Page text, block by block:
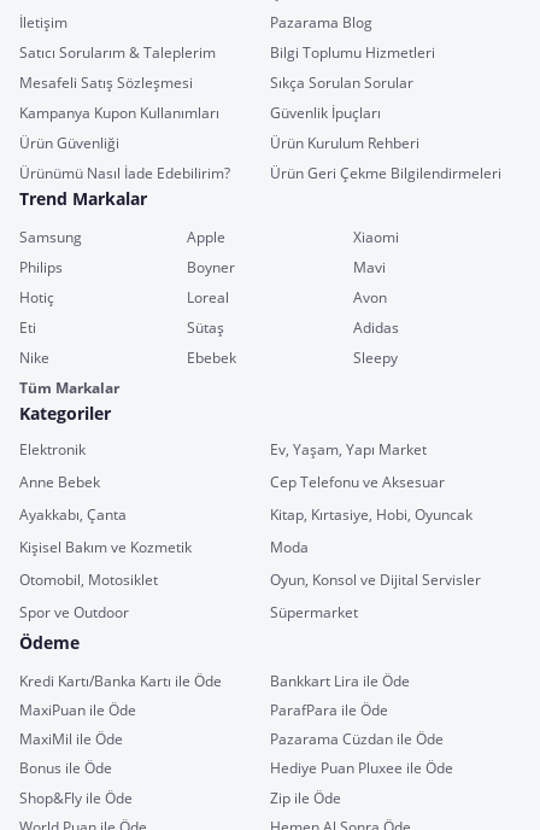
İletişim
Pazarama Blog
Satıcı Sorularım & Taleplerim
Bilgi Toplumu Hizmetleri
Mesafeli Satış Sözleşmesi
Sıkça Sorulan Sorular
Kampanya Kupon Kullanımları
Güvenlik İpuçları
Ürün Güvenliği
Ürün Kurulum Rehberi
Ürünümü Nasıl İade Edebilirim?
Ürün Geri Çekme Bilgilendirmeleri
Trend Markalar
Samsung Apple
Xiaomi
Philips
Boyner
Mavi
Hotiç
Loreal
Avon
Eti
Sütaş
Adidas
Nike
Ebebek
Sleepy
Tüm Markalar
Kategoriler
Elektronik
Ev, Yaşam, Yapı Market
Anne Bebek
Cep Telefonu ve Aksesuar
Ayakkabı, Çanta
Kitap, Kırtasiye, Hobi, Oyuncak
Kişisel Bakım ve Kozmetik
Moda
Otomobil, Motosiklet
Oyun, Konsol ve Dijital Servisler
Spor ve Outdoor
Süpermarket
Ödeme
Kredi Kartı/Banka Kartı ile Öde
Bankkart Lira ile Öde
MaxiPuan ile Öde
ParafPara ile Öde
MaxiMil ile Öde
Pazarama Cüzdan ile Öde
Bonus ile Öde
Hediye Puan Pluxee ile Öde
Shop&Fly ile Öde
Zip ile Öde